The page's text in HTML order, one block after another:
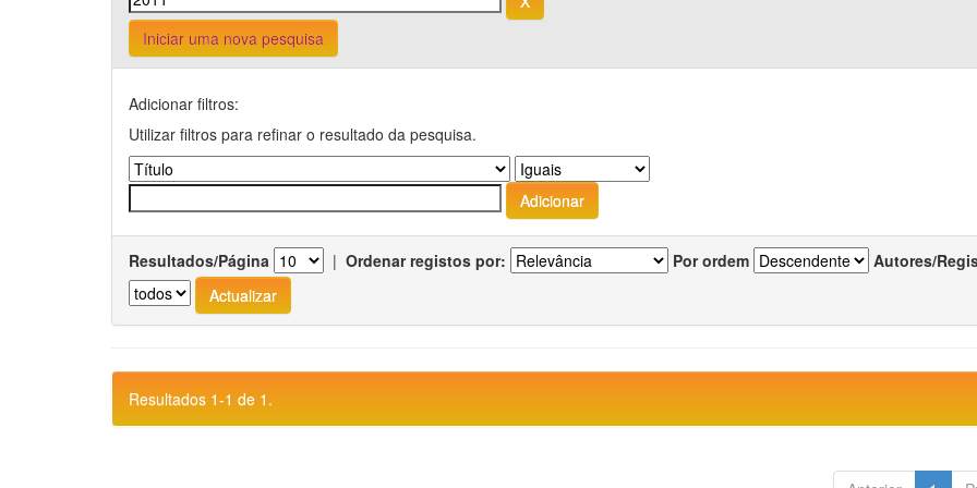
Iniciar uma nova pesquisa
Adicionar filtros:
Utilizar filtros para refinar o resultado da pesquisa.
Resultados/Página | Ordenar registos por: Por ordem Autores/
Resultados 1-1 de 1.